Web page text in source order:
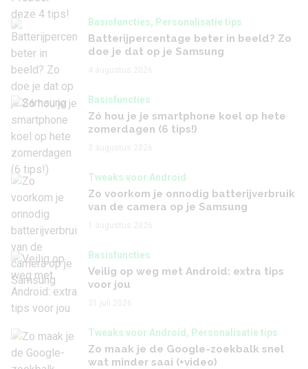
Basisfuncties, Personalisatie tips
Batterijpercentage beter in beeld? Zo
doe je dat op je Samsung
Basisfuncties
Zó hou je je smartphone koel op hete
zomerdagen (6 tips!)
Tweaks voor Android
Zo voorkom je onnodig batterijverbruik
van de camera op je Samsung
Basisfuncties
Veilig op weg met Android: extra tips
voor jou
Tweaks voor Android, Personalisatie tips
Zo maak je de Google-zoekbalk snel
wat minder saai (+video)